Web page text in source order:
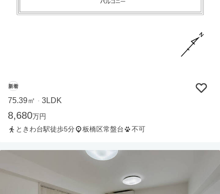
新着
75.39㎡ ・ 3LDK
8,680万円
ときわ台駅徒歩5分
板橋区常盤台 不可